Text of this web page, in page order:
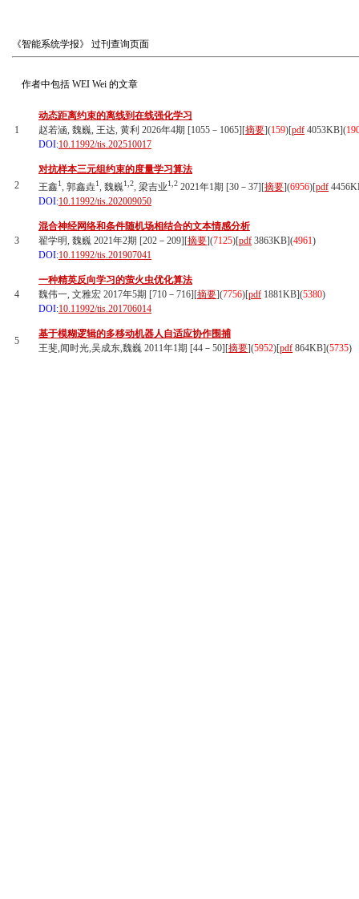
《智能系统学报》 过刊查询页面
作者中包括 WEI Wei 的文章
1
动态距离约束的离线到在线强化学习
赵若涵, 魏巍, 王达, 黄利 2026年4期 [1055－1065][摘要](159)[pdf 4053KB](
DOI:10.11992/tis.202510017
2
对抗样本三元组约束的度量学习算法
王鑫1, 郭鑫垚1, 魏巍1,2, 梁吉业1,2 2021年1期 [30－37][摘要](6956)[pdf
DOI:10.11992/tis.202009050
3
混合神经网络和条件随机场相结合的文本情感分析
翟学明, 魏巍 2021年2期 [202－209][摘要](7125)[pdf 3863KB](4961)
DOI:10.11992/tis.201907041
4
一种精英反向学习的萤火虫优化算法
魏伟一, 文雅宏 2017年5期 [710－716][摘要](7756)[pdf 1881KB](5380)
DOI:10.11992/tis.201706014
5
基于模糊逻辑的多移动机器人自适应协作围捕
王斐,闻时光,吴成东,魏巍 2011年1期 [44－50][摘要](5952)[pdf 864KB](5735)